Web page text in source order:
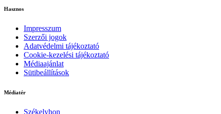
Hasznos
Impresszum
Szerzői jogok
Adatvédelmi tájékoztató
Cookie-kezelési tájékoztató
Médiaajánlat
Sütibeállítások
Médiatér
Székelyhon